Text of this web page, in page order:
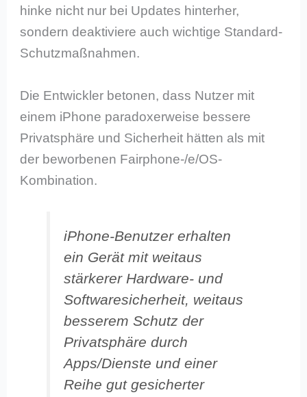
hinke nicht nur bei Updates hinterher,
sondern deaktiviere auch wichtige Standard-
Schutzmaßnahmen.
Die Entwickler betonen, dass Nutzer mit
einem iPhone paradoxerweise bessere
Privatsphäre und Sicherheit hätten als mit
der beworbenen Fairphone-/e/OS-
Kombination.
iPhone-Benutzer erhalten
ein Gerät mit weitaus
stärkerer Hardware- und
Softwaresicherheit, weitaus
besserem Schutz der
Privatsphäre durch
Apps/Dienste und einer
Reihe gut gesicherter